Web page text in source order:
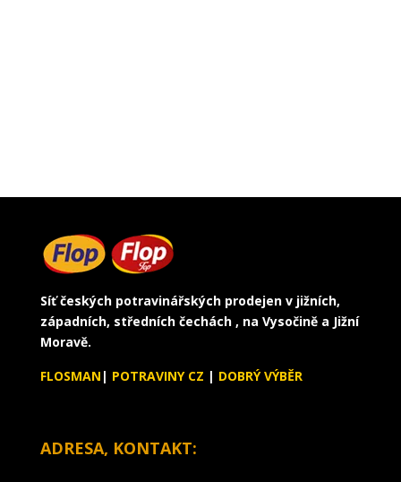
Síť českých potravinářských prodejen v jižních,
západních, středních čechách , na Vysočině a Jižní
Moravě.
FLOSMAN | POTRAVINY CZ | DOBRÝ VÝBĚR
ADRESA, KONTAKT: